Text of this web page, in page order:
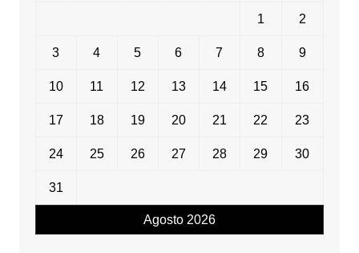
Agosto 2026
1 2
3 4 5 6 7 8 9
10 11 12 13 14 15 16
17 18 19 20 21 22 23
24 25 26 27 28 29 30
31